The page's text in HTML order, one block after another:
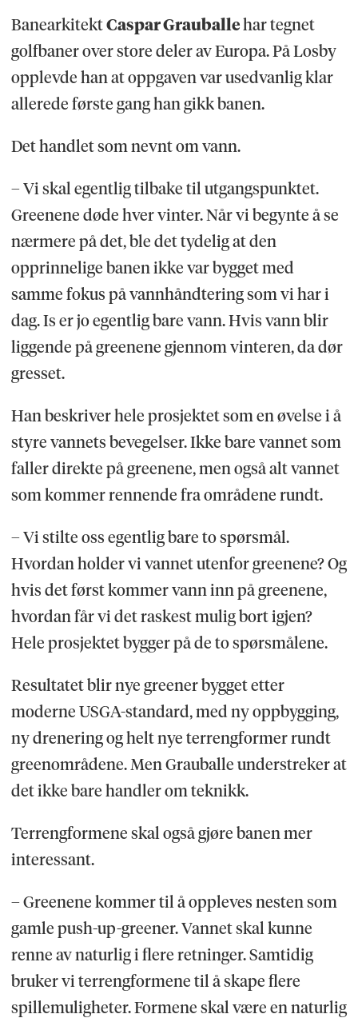
BanearkitektCaspar Grauballehar tegnet
golfbaner over store deler av Europa. På Losby
opplevde han at oppgaven var usedvanlig klar
allerede første gang han gikk banen.
Det handlet som nevnt om vann.
– Vi skal egentlig tilbake til utgangspunktet.
Greenene døde hver vinter. Når vi begynte å se
nærmere på det, ble det tydelig at den
opprinnelige banen ikke var bygget med
samme fokus på vannhåndtering som vi har i
dag. Is er jo egentlig bare vann. Hvis vann blir
liggende på greenene gjennom vinteren, da dør
gresset.
Han beskriver hele prosjektet som en øvelse i å
styre vannets bevegelser. Ikke bare vannet som
faller direkte på greenene, men også alt vannet
som kommer rennende fra områdene rundt.
– Vi stilte oss egentlig bare to spørsmål.
Hvordan holder vi vannet utenfor greenene? Og
hvis det først kommer vann inn på greenene,
hvordan får vi det raskest mulig bort igjen?
Hele prosjektet bygger på de to spørsmålene.
Resultatet blir nye greener bygget etter
moderne USGA-standard, med ny oppbygging,
ny drenering og helt nye terrengformer rundt
greenområdene. Men Grauballe understreker at
det ikke bare handler om teknikk.
Terrengformene skal også gjøre banen mer
interessant.
– Greenene kommer til å oppleves nesten som
gamle push-up-greener. Vannet skal kunne
renne av naturlig i flere retninger. Samtidig
bruker vi terrengformene til å skape flere
spillemuligheter. Formene skal være en naturlig